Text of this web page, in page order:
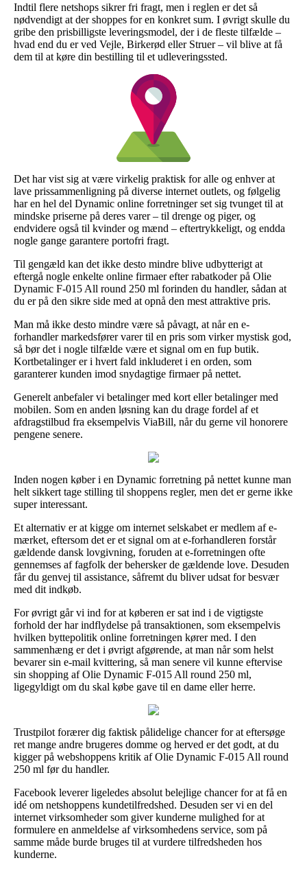
Indtil flere netshops sikrer fri fragt, men i reglen er det så
nødvendigt at der shoppes for en konkret sum. I øvrigt skulle du
gribe den prisbilligste leveringsmodel, der i de fleste tilfælde –
hvad end du er ved Vejle, Birkerød eller Struer – vil blive at få
dem til at køre din bestilling til et udleveringssted.
Det har vist sig at være virkelig praktisk for alle og enhver at
lave prissammenligning på diverse internet outlets, og følgelig
har en hel del Dynamic online forretninger set sig tvunget til at
mindske priserne på deres varer – til drenge og piger, og
endvidere også til kvinder og mænd – eftertrykkeligt, og endda
nogle gange garantere portofri fragt.
Til gengæld kan det ikke desto mindre blive udbytterigt at
eftergå nogle enkelte online firmaer efter rabatkoder på Olie
Dynamic F-015 All round 250 ml forinden du handler, sådan at
du er på den sikre side med at opnå den mest attraktive pris.
Man må ikke desto mindre være så påvagt, at når en e-
forhandler markedsfører varer til en pris som virker mystisk god,
så bør det i nogle tilfælde være et signal om en fup butik.
Kortbetalinger er i hvert fald inkluderet i en orden, som
garanterer kunden imod snydagtige firmaer på nettet.
Generelt anbefaler vi betalinger med kort eller betalinger med
mobilen. Som en anden løsning kan du drage fordel af et
afdragstilbud fra eksempelvis ViaBill, når du gerne vil honorere
pengene senere.
Inden nogen køber i en Dynamic forretning på nettet kunne man
helt sikkert tage stilling til shoppens regler, men det er gerne ikke
super interessant.
Et alternativ er at kigge om internet selskabet er medlem af e-
mærket, eftersom det er et signal om at e-forhandleren forstår
gældende dansk lovgivning, foruden at e-forretningen ofte
gennemses af fagfolk der behersker de gældende love. Desuden
får du genvej til assistance, såfremt du bliver udsat for besvær
med dit indkøb.
For øvrigt går vi ind for at køberen er sat ind i de vigtigste
forhold der har indflydelse på transaktionen, som eksempelvis
hvilken byttepolitik online forretningen kører med. I den
sammenhæng er det i øvrigt afgørende, at man når som helst
bevarer sin e-mail kvittering, så man senere vil kunne eftervise
sin shopping af Olie Dynamic F-015 All round 250 ml,
ligegyldigt om du skal købe gave til en dame eller herre.
Trustpilot forærer dig faktisk pålidelige chancer for at eftersøge
ret mange andre brugeres domme og herved er det godt, at du
kigger på webshoppens kritik af Olie Dynamic F-015 All round
250 ml før du handler.
Facebook leverer ligeledes absolut belejlige chancer for at få en
idé om netshoppens kundetilfredshed. Desuden ser vi en del
internet virksomheder som giver kunderne mulighed for at
formulere en anmeldelse af virksomhedens service, som på
samme måde burde bruges til at vurdere tilfredsheden hos
kunderne.